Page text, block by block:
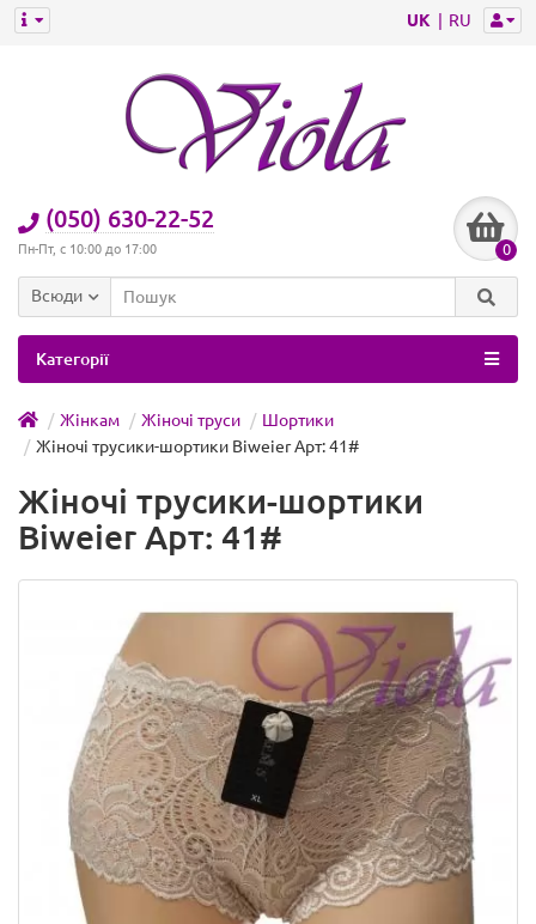
UK RU
(050) 630-22-52
Пн-Пт, с 10:00 до 17:00 0
Всюди
Категорії
Жінкам Жіночі труси
Шортики
Жіночі трусики-шортики Biweier Арт: 41#
Жіночі трусики-шортики
Biweier Арт: 41#